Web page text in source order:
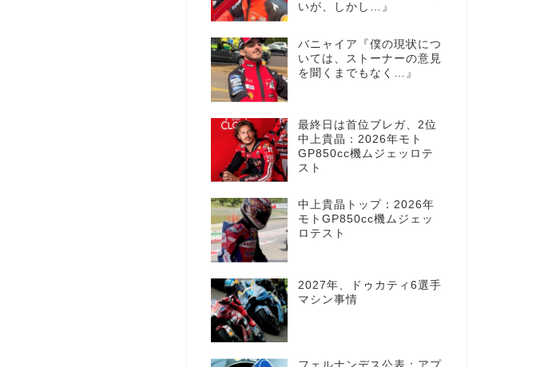
いが、しかし…』
バニャイア『僕の現状につ
いては、ストーナーの意見
を聞くまでもなく…』
最終日は首位ブレガ、2位
中上貴晶：2026年モト
GP850cc機ムジェッロテ
スト
中上貴晶トップ：2026年
モトGP850cc機ムジェッ
ロテスト
2027年、ドゥカティ6選手
マシン事情